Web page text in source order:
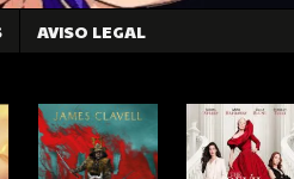
AVISO LEGAL